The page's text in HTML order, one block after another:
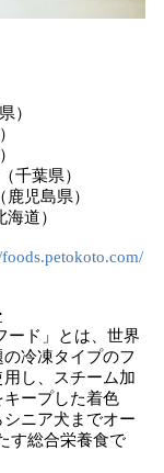
）
千葉県）
児島県）
道）
ード」とは、世界
冷凍タイプのフ
し、スチーム加
ープした着色
ニア犬までオー
す総合栄養食で